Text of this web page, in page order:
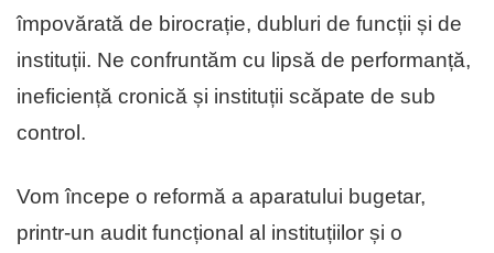
împovărată de birocrație, dubluri de funcții și de
instituții. Ne confruntăm cu lipsă de performanță,
ineficiență cronică și instituții scăpate de sub
control.
Vom începe o reformă a aparatului bugetar,
printr-un audit funcțional al instituțiilor și o